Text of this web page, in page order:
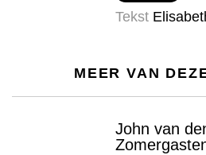
Tekst
MEER VAN
John van